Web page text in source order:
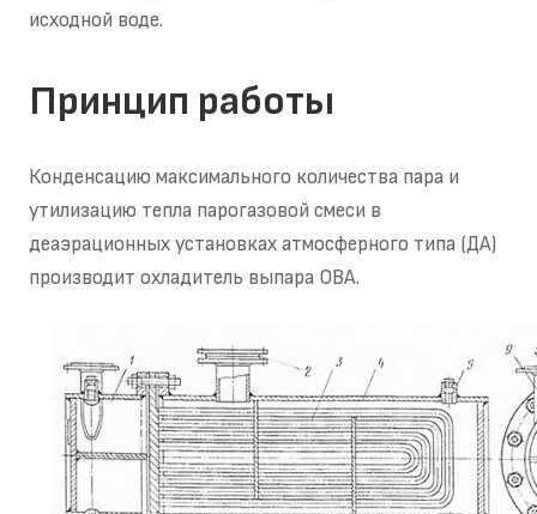
исходной воде.
Принцип работы
Конденсацию максимального количества пара и
утилизацию тепла парогазовой смеси в
деаэрационных установках атмосферного типа (ДА)
производит охладитель выпара ОВА.